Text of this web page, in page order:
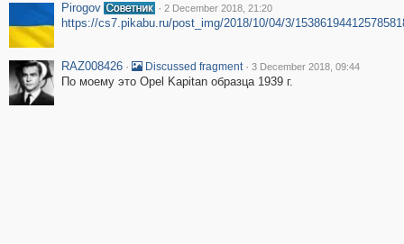
Pirogov · 2 December 2018, 21:20
https://cs7.pikabu.ru/post_img/2018/10/04/3/
RAZ008426 · Discussed fragment · 3 December 2018, 09:44
По моему это Opel Kapitan образца 1939 г.